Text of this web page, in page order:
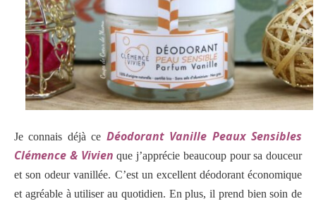
Je connais déjà ce Déodorant Vanille Peaux Sensibles
Clémence & Vivien que j’apprécie beaucoup pour sa douceur
et son odeur vanillée. C’est un excellent déodorant économique
et agréable à utiliser au quotidien. En plus, il prend bien soin de